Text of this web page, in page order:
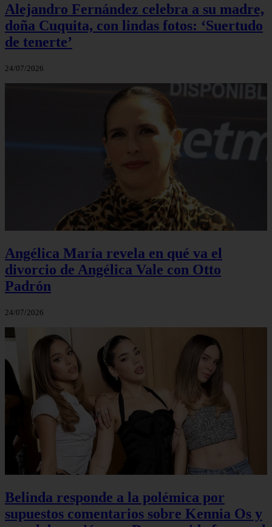
Alejandro Fernández celebra a su madre,
doña Cuquita, con lindas fotos: ‘Suertudo
de tenerte’
24/07/2026
Angélica María revela en qué va el
divorcio de Angélica Vale con Otto
Padrón
24/07/2026
Belinda responde a la polémica por
supuestos comentarios sobre Kennia Os y